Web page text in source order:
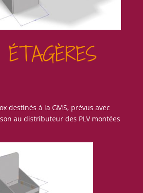
destinés à la GMS, prévus avec
au distributeur des PLV montées